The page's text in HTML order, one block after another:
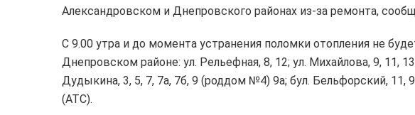
Александровском и Днепровского районах из-за ремонта,
С 9.00 утра и до момента устранения поломки отопления не
Днепровском районе: ул. Рельефная, 8, 12; ул. Михайлова, 9, 11,
Дудыкина, 3, 5, 7, 7а, 7б, 9 (роддом №4) 9а; бул. Бельфорский, 11,
(АТС).